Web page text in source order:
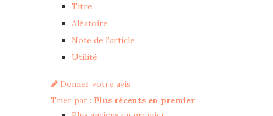
Titre
Aléatoire
Note de l’article
Utilité
Donner votre avis
Trier par : Plus récents en premier